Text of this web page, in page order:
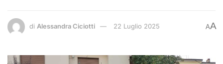
di Alessandra Ciciotti 22 Luglio 2025 AA